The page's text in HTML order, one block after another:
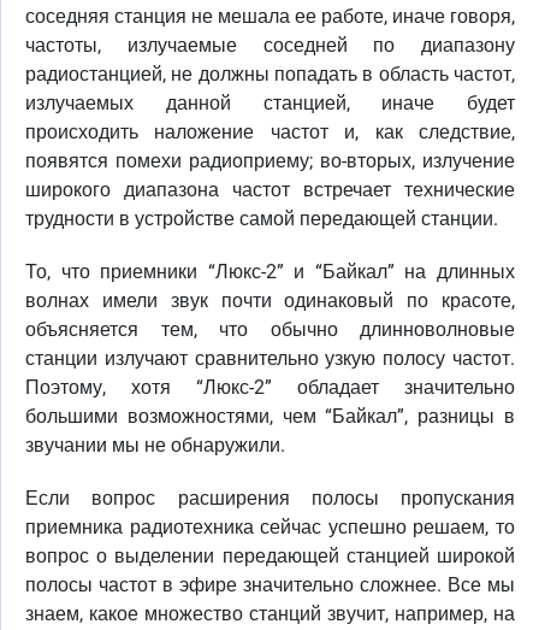
соседняя станция не мешала ее работе, иначе говоря,
частоты, излучаемые соседней по диапазону
радиостанцией, не должны попадать в область частот,
излучаемых данной станцией, иначе будет
происходить наложение частот и, как следствие,
появятся помехи радиоприему; во-вторых, излучение
широкого диапазона частот встречает технические
трудности в устройстве самой передающей станции.
То, что приемники “Люкс-2” и “Байкал” на длинных
волнах имели звук почти одинаковый по красоте,
объясняется тем, что обычно длинноволновые
станции излучают сравнительно узкую полосу частот.
Поэтому, хотя “Люкс-2” обладает значительно
большими возможностями, чем “Байкал”, разницы в
звучании мы не обнаружили.
Если вопрос расширения полосы пропускания
приемника радиотехника сейчас успешно решаем, то
вопрос о выделении передающей станцией широкой
полосы частот в эфире значительно сложнее. Все мы
знаем, какое множество станций звучит, например, на